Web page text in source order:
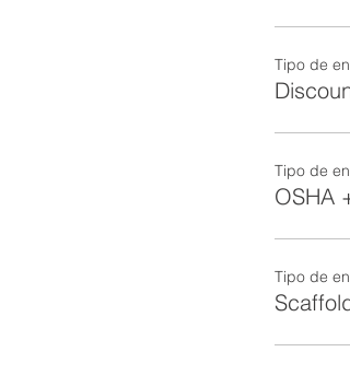
Tipo de
Tipo de
OSHA
Tipo de